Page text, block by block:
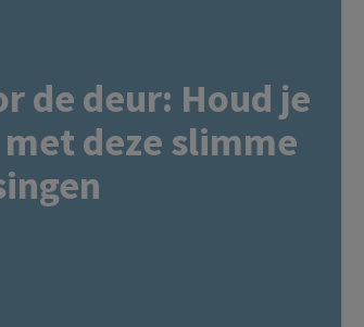
de deur: Houd je
deze slimme